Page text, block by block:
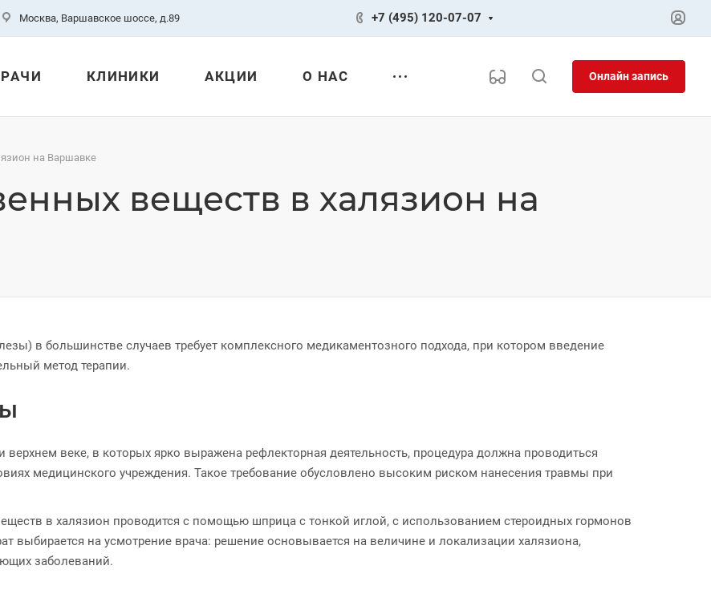
Москва, Варшавское шоссе, д.89 +7 (495) 120-07-07
КЛИНИКИ АКЦИИ О НАС Онлайн запись
на Варшавке
веществ в халязион на
в большинстве случаев требует комплексного медикаментозного подхода, при котором введение
метод терапии.
веке, в которых ярко выражена рефлекторная деятельность, процедура должна проводиться
медицинского учреждения. Такое требование обусловлено высоким риском нанесения травмы при
в халязион проводится с помощью шприца с тонкой иглой, с использованием стероидных гормонов
выбирается на усмотрение врача: решение основывается на величине и локализации халязиона,
заболеваний.